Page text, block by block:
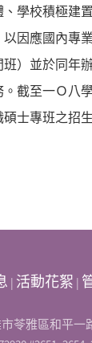
學校積極建
因應國內專
）並於同年
截至一Ｏ八
士專班之招
| 活動花絮 |
苓雅區和平一